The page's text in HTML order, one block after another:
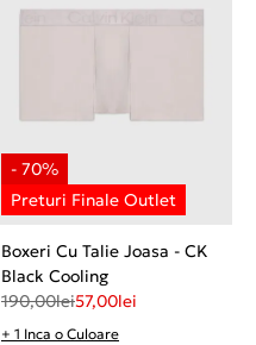
Boxeri Cu Talie Joasa - CK
Black Cooling
190,00lei57,00lei
+ 1 Inca o Culoare